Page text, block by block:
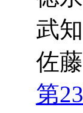
武
佐
第